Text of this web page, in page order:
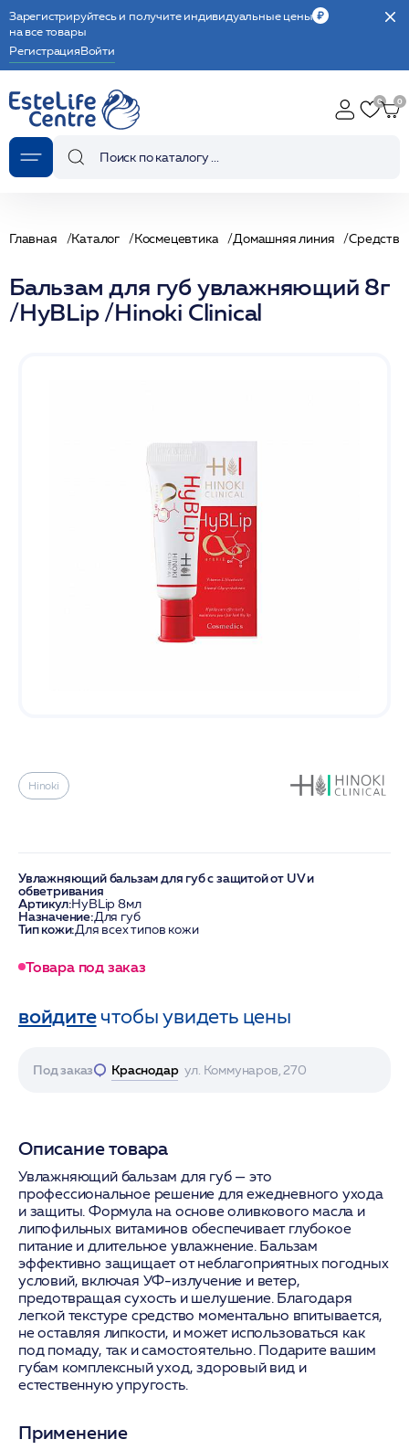
Зарегистрируйтесь и получите индивидуальные цены
на все товары
РегистрацияВойти
Главная Каталог Космецевтика Домашняя линия Средства
Бальзам для губ увлажняющий 8г
/HyBLip /Hinoki Clinical
Hinoki
Увлажняющий бальзам для губ с защитой от UV и
обветривания
Артикул:HyBLip 8мл
Назначение:Для губ
Тип кожи:Для всех типов кожи
Товара под заказ
войдитечтобы увидеть цены
Под заказ Краснодар ул. Коммунаров, 270
Описание товара
Увлажняющий бальзам для губ — это
профессиональное решение для ежедневного ухода
и защиты. Формула на основе оливкового масла и
липофильных витаминов обеспечивает глубокое
питание и длительное увлажнение. Бальзам
эффективно защищает от неблагоприятных погодных
условий, включая УФ-излучение и ветер,
предотвращая сухость и шелушение. Благодаря
легкой текстуре средство моментально впитывается,
не оставляя липкости, и может использоваться как
под помаду, так и самостоятельно. Подарите вашим
губам комплексный уход, здоровый вид и
естественную упругость.
Применение